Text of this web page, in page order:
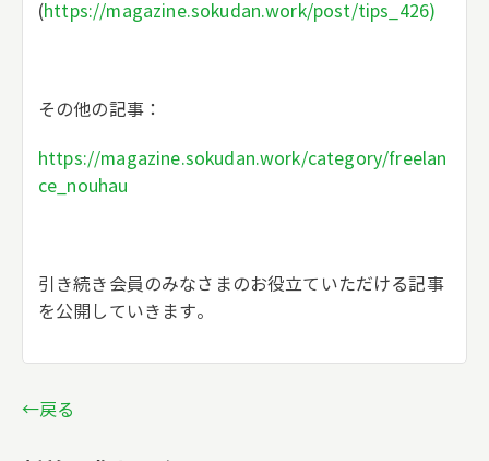
(https://magazine.sokudan.work/post/tips_426)
その他の記事：
https://magazine.sokudan.work/category/freelan
ce_nouhau
引き続き会員のみなさまのお役立ていただける記事
を公開していきます。
←戻る